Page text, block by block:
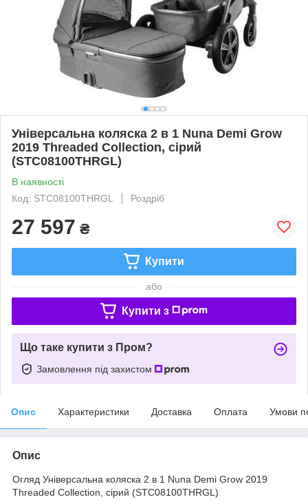
Універсальна коляска 2 в 1 Nuna Demi Grow
2019 Threaded Collection, сірий
(STC08100THRGL)
В наявності
Код: STC08100THRGL
Роздріб
27 597 ₴
Купити
або
Купити з
Що таке купити з Пром?
Замовлення під захистом
Опис Характеристики Доставка Оплата Умови
Опис
Огляд Універсальна коляска 2 в 1 Nuna Demi Grow 2019
Threaded Collection, сірий (STC08100THRGL)